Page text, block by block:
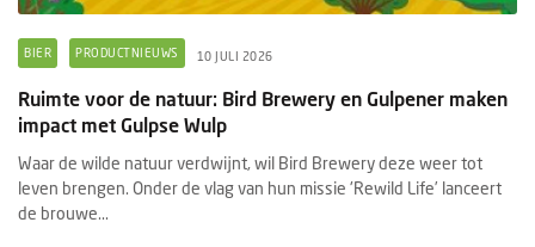
BIER PRODUCTNIEUWS 10 JULI 2026
Ruimte voor de natuur: Bird Brewery en Gulpener maken
impact met Gulpse Wulp
Waar de wilde natuur verdwijnt, wil Bird Brewery deze weer tot
leven brengen. Onder de vlag van hun missie 'Rewild Life’ lanceert
de brouwe...